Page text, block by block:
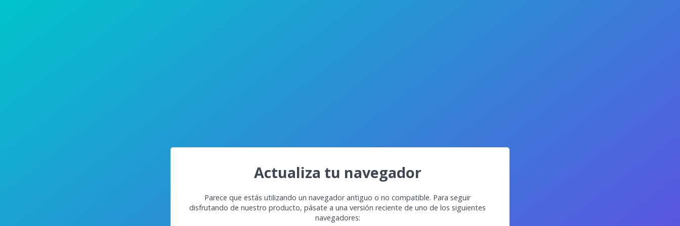
Actualiza tu navegador
Parece que estás utilizando un navegador antiguo o no compatible. Para seguir
disfrutando de nuestro producto, pásate a una versión reciente de uno de los siguientes
navegadores: